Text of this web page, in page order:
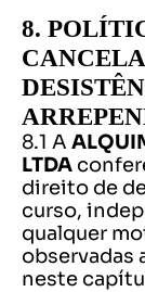
8.
8.1 A
LTDA
direito de
curso,
qualquer
observadas
neste